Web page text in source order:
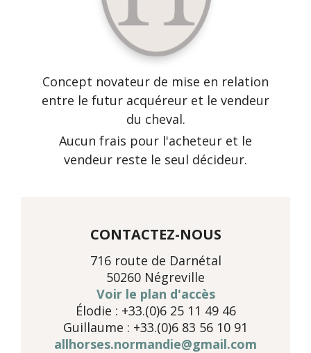
Concept novateur de mise en relation
entre le futur acquéreur et le vendeur
du cheval.
Aucun frais pour l'acheteur et le
vendeur reste le seul décideur.
CONTACTEZ-NOUS
716 route de Darnétal
50260 Négreville
Voir le plan d'accès
Élodie : +33.(0)6 25 11 49 46
Guillaume : +33.(0)6 83 56 10 91
allhorses.normandie@gmail.com